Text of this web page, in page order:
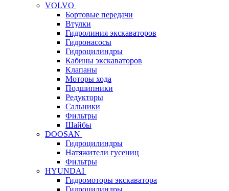
VOLVO
Бортовые передачи
Втулки
Гидролиния экскаваторов
Гидронасосы
Гидроцилиндры
Кабины экскаваторов
Клапаны
Моторы хода
Подшипники
Редукторы
Сальники
Фильтры
Шайбы
DOOSAN
Гидроцилиндры
Натяжители гусениц
Фильтры
HYUNDAI
Гидромоторы экскаватора
Гидроцилиндры